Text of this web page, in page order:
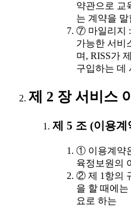
약관으로 교
는 계약을 말
⑦ 마일리지 :
가능한 서비
며, RISS가
구입하는 데
제 2 장 서비스
제 5 조 (이용계
① 이용계약
육정보원의
② 제 1항의
을 할 때에
요로 하는